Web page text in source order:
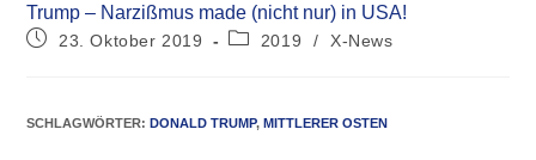
Trump – Narzißmus made (nicht nur) in USA!
23. Oktober 2019 2019 / X-News
SCHLAGWÖRTER:DONALD TRUMP, MITTLERER OSTEN